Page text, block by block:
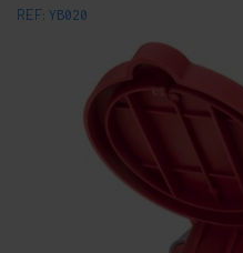
REF: YB020